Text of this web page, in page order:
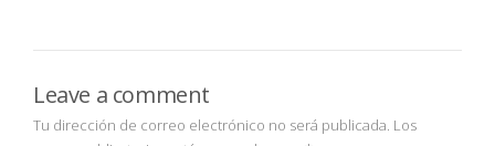
Leave a comment
Tu dirección de correo electrónico no será publicada. Los